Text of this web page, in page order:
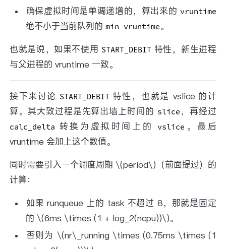
确保虚拟时间是单调递增的，算出来的 vruntime
绝不小于当前队列的 min vruntime。
也就是说，如果不使用 START_DEBIT 特性，新生进程
与父进程的 vruntime 一致。
接下来讨论 START_DEBIT 特性，也就是 vslice 的计
算。其大致过程是先算出墙上时间的 slice，再经过
calc_delta 转换为虚拟时间上的 vslice 。最后
vruntime 会加上这个数值。
同时需要引入一个调度周期 \(period\)（前面提过）的
计算：
如果 runqueue 上的 task 不超过 8，那就是固定
的 \(6ms \times (1 + log_2(ncpu))\)。
否则为 \(nr\_running \times (0.75ms \times (1